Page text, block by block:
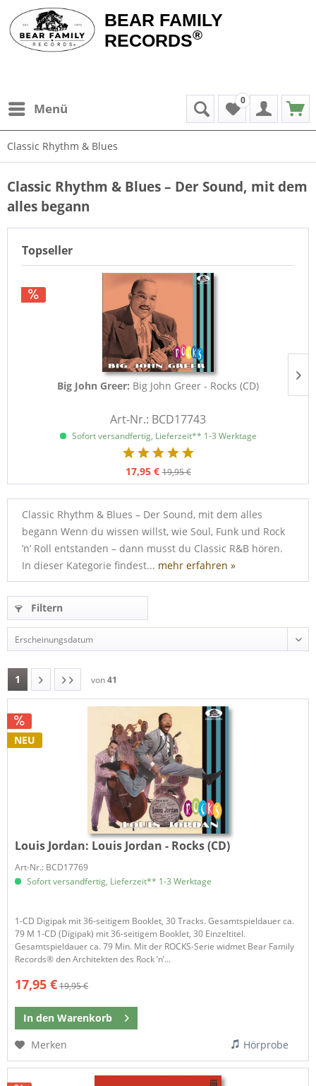
BEAR FAMILY
RECORDS®
Menü
0
Classic Rhythm & Blues
Classic Rhythm & Blues – Der Sound, mit dem
alles begann
Topseller
Big John Greer: Big John Greer - Rocks (CD)
Art-Nr.: BCD17743
Sofort versandfertig, Lieferzeit** 1-3 Werktage
17,95 € 19,95 €
Classic Rhythm & Blues – Der Sound, mit dem alles
begann Wenn du wissen willst, wie Soul, Funk und Rock
’n’ Roll entstanden – dann musst du Classic R&B hören.
In dieser Kategorie findest... mehr erfahren »
Filtern
1 von41
NEU
Louis Jordan: Louis Jordan - Rocks (CD)
Art-Nr.: BCD17769
Sofort versandfertig, Lieferzeit** 1-3 Werktage
1-CD Digipak mit 36-seitigem Booklet, 30 Tracks. Gesamtspieldauer ca.
79 M 1-CD (Digipak) mit 36-seitigem Booklet, 30 Einzeltitel.
Gesamtspieldauer ca. 79 Min. Mit der ROCKS-Serie widmet Bear Family
Records® den Architekten des Rock ’n’...
17,95 €19,95 €
In den Warenkorb
Merken
Hörprobe